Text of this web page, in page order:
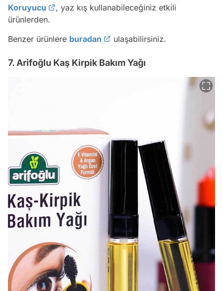
Koruyucu
, yaz kış kullanabileceğiniz etkili
ürünlerden.
Benzer ürünlere buradan ulaşabilirsiniz.
7. Arifoğlu Kaş Kirpik Bakım Yağı